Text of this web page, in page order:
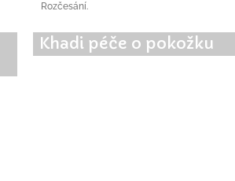
Rozčesání.
Khadi péče o pokožku